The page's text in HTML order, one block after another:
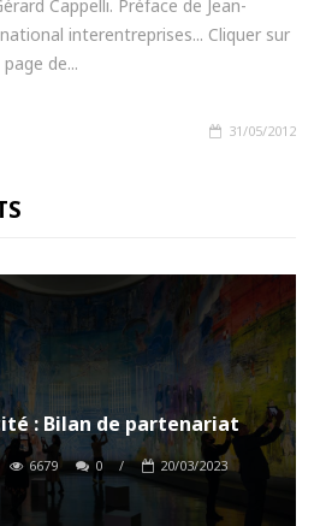
Cappelli. Préface de Jean-
interentreprises... Cliquer sur
de...
31/05/2012
: Bilan de partenariat
6679 0 / 20/03/2023